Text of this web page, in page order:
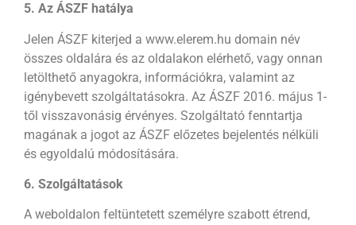
5. Az ÁSZF hatálya
Jelen ÁSZF kiterjed a www.elerem.hu domain név
összes oldalára és az oldalakon elérhető, vagy onnan
letölthető anyagokra, információkra, valamint az
igénybevett szolgáltatásokra. Az ÁSZF 2016. május 1-
től visszavonásig érvényes. Szolgáltató fenntartja
magának a jogot az ÁSZF előzetes bejelentés nélküli
és egyoldalú módosítására.
6. Szolgáltatások
A weboldalon feltüntetett személyre szabott étrend,